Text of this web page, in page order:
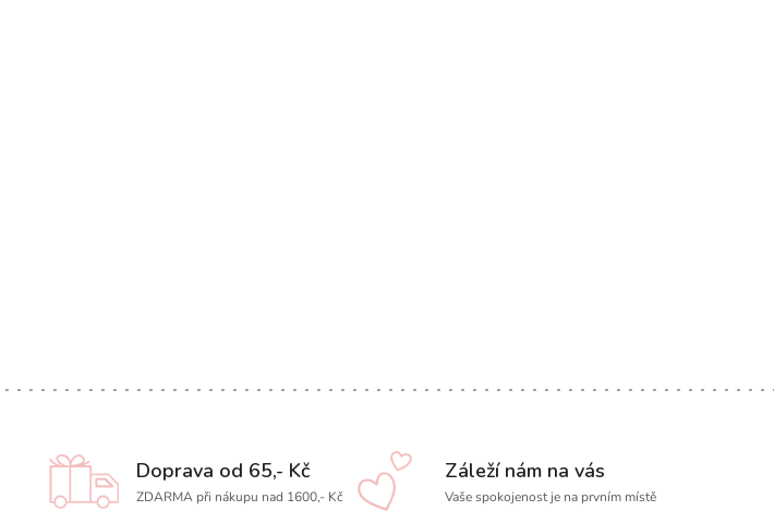
Doprava od 65,- Kč
ZDARMA při nákupu nad 1600,- Kč
Záleží nám na vás
Vaše spokojenost je na prvním místě